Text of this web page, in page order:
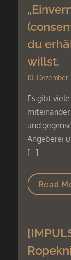
du
willst.
10. Dezember
Es gibt
und
Angeberei
[…]
Read